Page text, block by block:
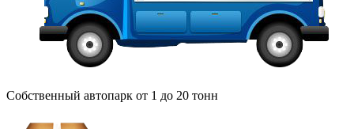
Собственный автопарк от 1 до 20 тонн